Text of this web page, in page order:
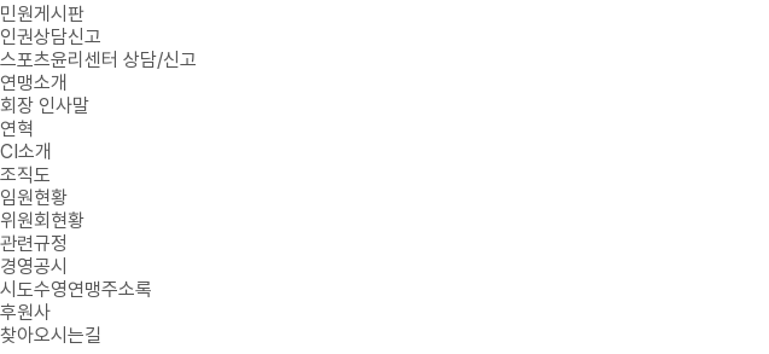
민원게시판
인권상담신고
스포츠윤리센터 상담/신고
연맹소개
회장 인사말
연혁
CI소개
조직도
임원현황
위원회현황
관련규정
경영공시
시도수영연맹주소록
후원사
찾아오시는길